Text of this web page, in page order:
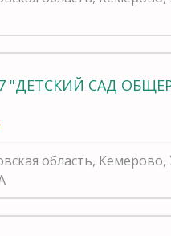
"ДЕТСКИЙ САД
область,